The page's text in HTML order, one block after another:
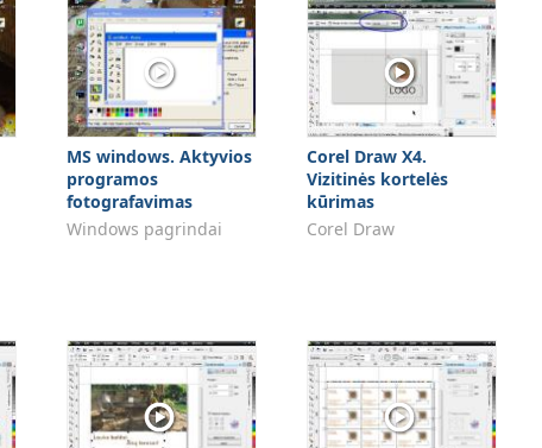
MS windows. Aktyvios
programos
fotografavimas
Windows pagrindai
Corel Draw X4.
Vizitinės kortelės
kūrimas
Corel Draw